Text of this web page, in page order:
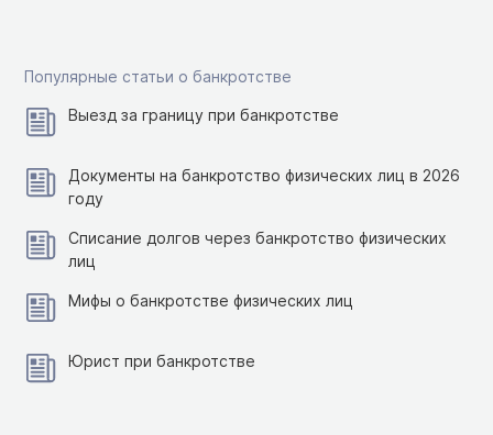
Популярные статьи о банкротстве
Выезд за границу при банкротстве
Документы на банкротство физических лиц в 2026
году
Списание долгов через банкротство физических
лиц
Мифы о банкротстве физических лиц
Юрист при банкротстве